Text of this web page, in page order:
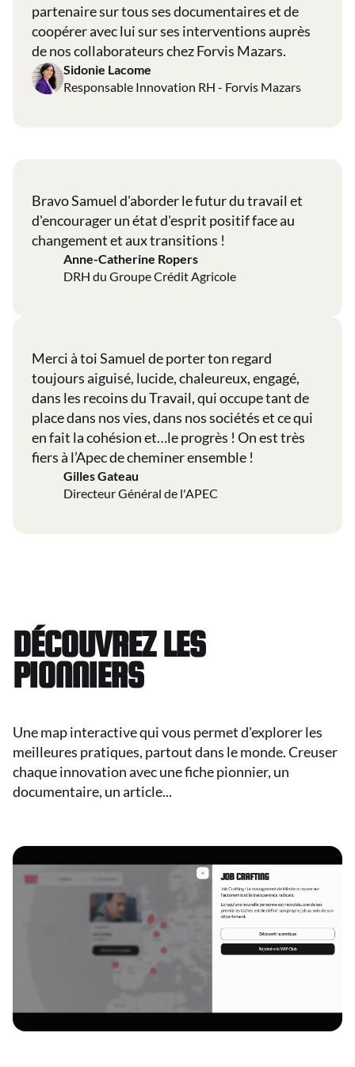
partenaire sur tous ses documentaires et de
coopérer avec lui sur ses interventions auprès
de nos collaborateurs chez Forvis Mazars.
Sidonie Lacome
Responsable Innovation RH - Forvis Mazars
Bravo Samuel d'aborder le futur du travail et
d'encourager un état d'esprit positif face au
changement et aux transitions !
Anne-Catherine Ropers
DRH du Groupe Crédit Agricole
Merci à toi Samuel de porter ton regard
toujours aiguisé, lucide, chaleureux, engagé,
dans les recoins du Travail, qui occupe tant de
place dans nos vies, dans nos sociétés et ce qui
en fait la cohésion et…le progrès ! On est très
fiers à l’Apec de cheminer ensemble !
Gilles Gateau
Directeur Général de l'APEC
DÉCOUVREZ LES
PIONNIERS
Une map interactive qui vous permet d'explorer les
meilleures pratiques, partout dans le monde. Creuser
chaque innovation avec une fiche pionnier, un
documentaire, un article...